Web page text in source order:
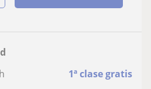
1ª clase gratis